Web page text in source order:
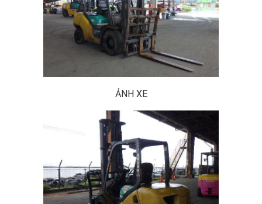
ẢNH XE